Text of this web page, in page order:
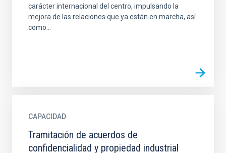
carácter internacional del centro, impulsando la
mejora de las relaciones que ya están en marcha, así
como...
CAPACIDAD
Tramitación de acuerdos de
confidencialidad y propiedad industrial